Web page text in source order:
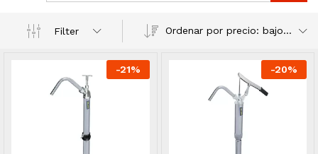
Filter
Ordenar por precio: bajo a alto
-21% -20%